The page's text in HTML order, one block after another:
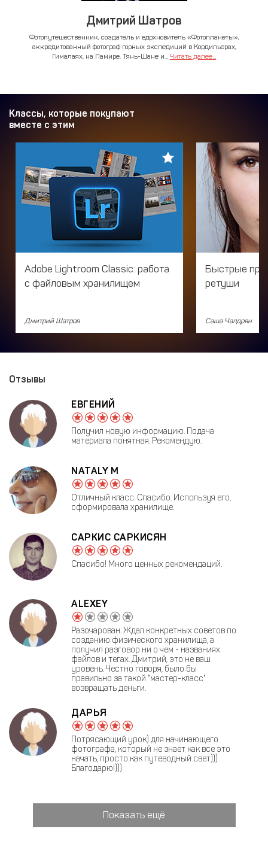
Дмитрий Шатров
Фотопутешественник, создатель и вдохновитель «Фотопланеты»,
аккредитованный фотограф горных экспедиций в Кордильерах,
Гималаях, на Памире, Тянь-Шане и... Читать далее...
Классы, которые покупают
вместе с этим
Adobe Lightroom Classic: работа
с файловым хранилищем
Дмитрий Шатров
Быстрые
ретуши
Саша Чалдрян
Отзывы
ЕВГЕНИЙ
Получил новую информацию. Подача
материала понятная. Рекомендую.
NATALY M
Отличный класс. Спасибо. Используя его,
сформировала хранилище.
САРКИС САРКИСЯН
Спасибо! Много ценных рекомендаций.
ALEXEY
Разочарован. Ждал конкретных советов по
созданию физического хранилища, а
получил разговор ни о чем - названиях
файлов и тегах. Дмитрий, это не ваш
уровень. Честно говоря, было бы
правильно за такой "мастер-класс"
возвращать деньги.
ДАРЬЯ
Потрясающий урок) для начинающего
фотографа, который не знает как все это
начать, просто как путеводный свет)))
Благодарю!)))
Показать ещё